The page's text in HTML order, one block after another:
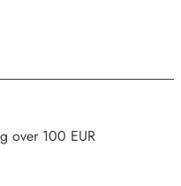
over 100 EUR